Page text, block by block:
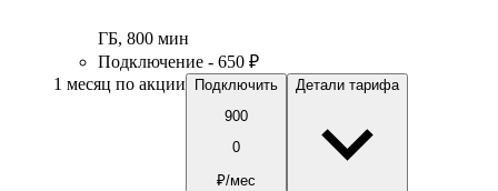
ГБ, 800 мин
Подключение - 650 ₽
1 месяц по акции
Подключить
900
0
₽/мес
Детали тарифа